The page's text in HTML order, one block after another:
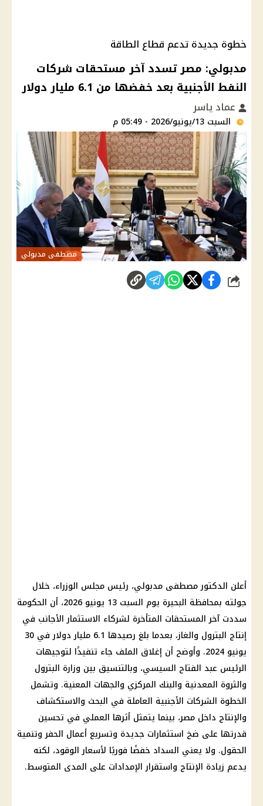
خطوة جديدة تدعم قطاع الطاقة
مدبولي: مصر تسدد آخر مستحقات شركات
النفط الأجنبية بعد خفضها من 6.1 مليار دولار
عماد ياسر
السبت 13/يونيو/2026 - 05:49 م
مصطفى مدبولي
شارك
أعلن الدكتور مصطفى مدبولي، رئيس مجلس الوزراء، خلال
جولته بمحافظة البحيرة يوم السبت 13 يونيو 2026، أن الحكومة
سددت آخر المستحقات المتأخرة لشركاء الاستثمار الأجانب في
إنتاج البترول والغاز، بعدما بلغ رصيدها 6.1 مليار دولار في 30
يونيو 2024. وأوضح أن إغلاق الملف جاء تنفيذًا لتوجيهات
الرئيس عبد الفتاح السيسي، وبالتنسيق بين وزارة البترول
والثروة المعدنية والبنك المركزي والجهات المعنية. وتشمل
الخطوة الشركات الأجنبية العاملة في البحث والاستكشاف
والإنتاج داخل مصر، بينما يتمثل أثرها العملي في تحسين
قدرتها على ضخ استثمارات جديدة وتسريع أعمال الحفر وتنمية
الحقول. ولا يعني السداد خفضًا فوريًا لأسعار الوقود، لكنه
يدعم زيادة الإنتاج واستقرار الإمدادات على المدى المتوسط.